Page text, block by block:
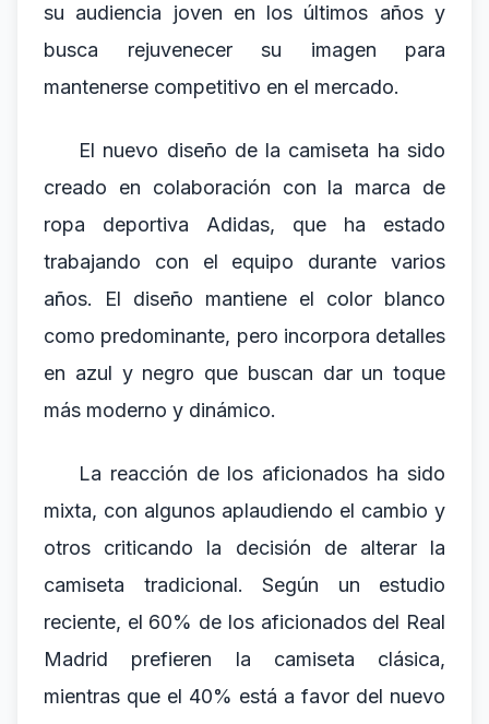
su audiencia joven en los últimos años y
busca rejuvenecer su imagen para
mantenerse competitivo en el mercado.
El nuevo diseño de la camiseta ha sido
creado en colaboración con la marca de
ropa deportiva Adidas, que ha estado
trabajando con el equipo durante varios
años. El diseño mantiene el color blanco
como predominante, pero incorpora detalles
en azul y negro que buscan dar un toque
más moderno y dinámico.
La reacción de los aficionados ha sido
mixta, con algunos aplaudiendo el cambio y
otros criticando la decisión de alterar la
camiseta tradicional. Según un estudio
reciente, el 60% de los aficionados del Real
Madrid prefieren la camiseta clásica,
mientras que el 40% está a favor del nuevo